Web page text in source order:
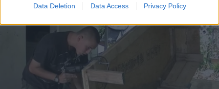
Data Deletion Data Access Privacy Policy